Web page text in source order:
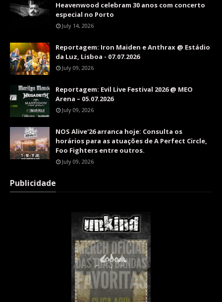
Heavenwood celebram 30 anos com concerto
especial no Porto
July 14, 2026
Reportagem: Iron Maiden e Anthrax @ Estádio
da Luz, Lisboa - 07.07.2026
July 09, 2026
Reportagem: Evil Live Festival 2026 @ MEO
Arena – 05.07.2026
July 09, 2026
NOS Alive'26 arranca hoje: Consulta os
horários para as atuações de A Perfect Circle,
Foo Fighters entre outros.
July 09, 2026
Publicidade